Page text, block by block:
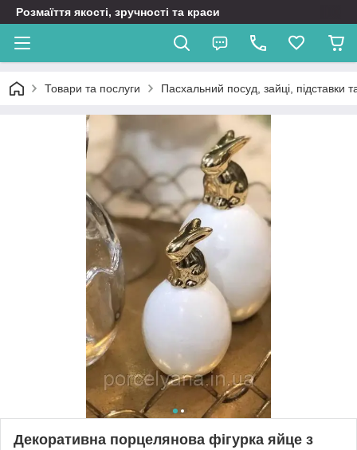
Розмаїття якості, зручності та краси
Товари та послуги Пасхальний посуд, зайці, підставки
Декоративна порцелянова фігурка яйце з